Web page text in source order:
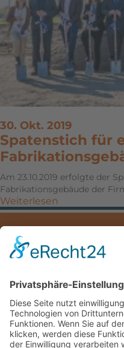
30. Okt. 2019
Spatenstich für
Am 23.10.2019 erfolgte der
Fabrikationsgebäude der
Weiterlesen
IMPRESSUM
Hauptstraße 5
83324 Ruhpolding
Deutschland /Germany